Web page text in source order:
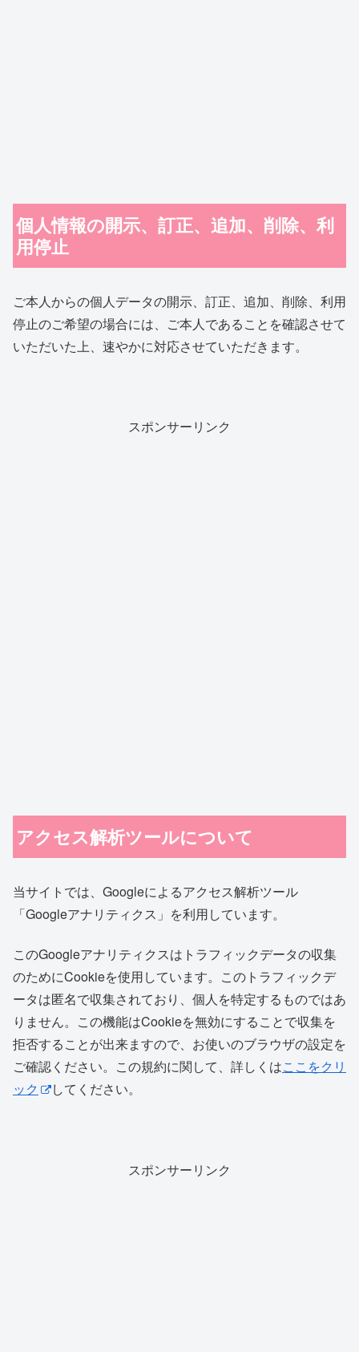
個人情報の開示、訂正、追加、削除、利
用停止
ご本人からの個人データの開示、訂正、追加、削除、利用
停止のご希望の場合には、ご本人であることを確認させて
いただいた上、速やかに対応させていただきます。
スポンサーリンク
アクセス解析ツールについて
当サイトでは、Googleによるアクセス解析ツール
「Googleアナリティクス」を利用しています。
このGoogleアナリティクスはトラフィックデータの収集
のためにCookieを使用しています。このトラフィックデ
ータは匿名で収集されており、個人を特定するものではあ
りません。この機能はCookieを無効にすることで収集を
拒否することが出来ますので、お使いのブラウザの設定を
ご確認ください。この規約に関して、詳しくはここをクリ
ック
してください。
スポンサーリンク